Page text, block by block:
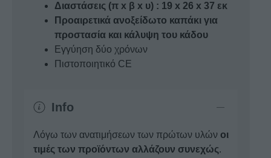
Διαστάσεις (π x β x υ) : 19 x 26 x 37 εκ
Προαιρετικά ανοξείδωτο καπάκι για
προστασία και κάλυψη του κάδου
Εγγύηση δύο χρόνων
Πιστοποιητικό CE
Info
Λόγω των ανατιμήσεων των πρώτων υλών οι
τιμές των προϊόντων αλλάζουν συνεχώς.